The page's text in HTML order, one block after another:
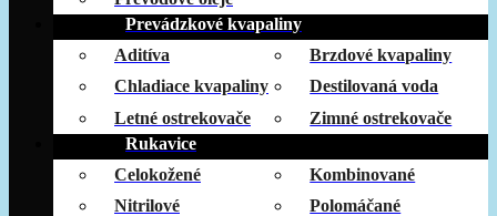
Prevádzkové kvapaliny
Aditíva
Brzdové kvapaliny
Chladiace kvapaliny
Destilovaná voda
Letné ostrekovače
Zimné ostrekovače
Rukavice
Celokožené
Kombinované
Nitrilové
Polomáčané